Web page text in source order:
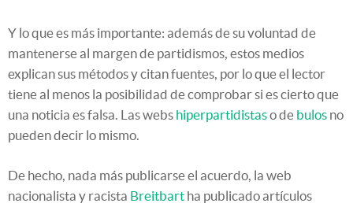
Y lo que es más importante: además de su voluntad de
mantenerse al margen de partidismos, estos medios
explican sus métodos y citan fuentes, por lo que el lector
tiene al menos la posibilidad de comprobar si es cierto que
una noticia es falsa. Las webs hiperpartidistaso de bulos no
pueden decir lo mismo.
De hecho, nada más publicarse el acuerdo, la web
nacionalista y racista Breitbart ha publicado artículos